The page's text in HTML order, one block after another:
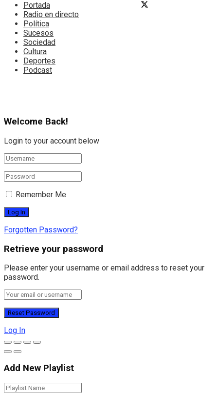
Portada
Radio en directo
Política
Sucesos
Sociedad
Cultura
Deportes
Podcast
Welcome Back!
Login to your account below
Remember Me
Forgotten Password?
Retrieve your password
Please enter your username or email address to reset your
password.
Log In
Add New Playlist